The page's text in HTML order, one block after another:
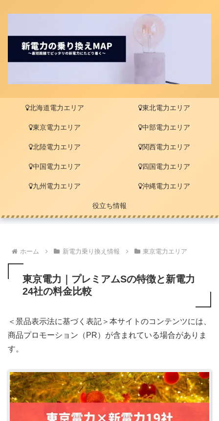
北海道電力エリア 東北電力エリア
東京電力エリア 中部電力エリア
北陸電力エリア 関西電力エリア
中国電力エリア 四国電力エリア
九州電力エリア 沖縄電力エリア
役立ち情報
ホーム 新電力乗り換え情報 東京電力エリア
東京電力｜プレミアムSの特徴と新電力
24社の料金比較
＜景品表示法に基づく表記＞本サイトのコンテンツには、
商品プロモーション（PR）が含まれている場合がありま
す。